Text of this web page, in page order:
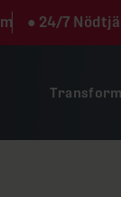
● 24/7